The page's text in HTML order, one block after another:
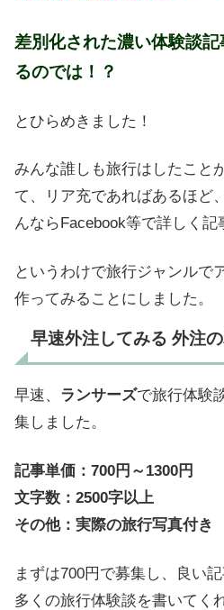
差別化された濃い体験談
るのでは！？
とひらめきました！
みんな誰しも旅行はしたこと
て、リア充であればあるほど
んならFacebook等で詳しく記
というわけで旅行ジャンルで
作ってみることにしました。
早速外注してみる 外注
早速、 ランサーズで旅行体験
集しました。
記事単価：700円～1300円
文字数：2500字以上
その他：実際の旅行写真付き
まずは700円で募集し、良い
多くの旅行体験談を書いてく